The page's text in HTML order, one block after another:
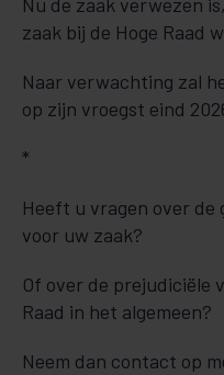
zaak bij de Hoge Raad
Naar verwachting zal
op zijn vroegst eind
*
Heeft u vragen over de
voor uw zaak?
Of over de prejudiciële
Raad in het algemeen?
Neem dan contact op